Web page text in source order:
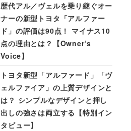
歴代アル／ヴェルを乗り継ぐオー
ナーの新型トヨタ「アルファー
ド」の評価は90点！ マイナス10
点の理由とは？【Owner’s
Voice】
トヨタ新型「アルファード」「ヴ
ェルファイア」の上質デザインと
は？ シンプルなデザインと押し
出しの強さは両立する【特別イン
タビュー】